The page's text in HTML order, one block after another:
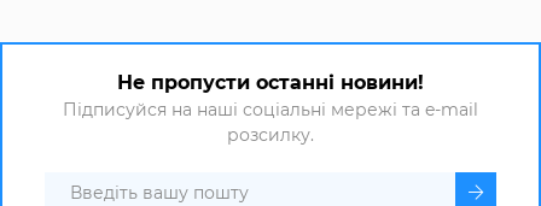
Не пропусти останні новини!
Підписуйся на наші соціальні мережі та e-mail
розсилку.